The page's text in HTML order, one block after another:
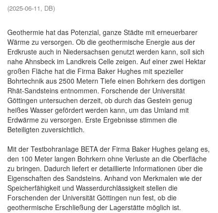
(2025-06-11, DB)
Geothermie hat das Potenzial, ganze Städte mit erneuerbarer
Wärme zu versorgen. Ob die geothermische Energie aus der
Erdkruste auch in Niedersachsen genutzt werden kann, soll sich
nahe Ahnsbeck im Landkreis Celle zeigen. Auf einer zwei Hektar
großen Fläche hat die Firma Baker Hughes mit spezieller
Bohrtechnik aus 2500 Metern Tiefe einen Bohrkern des dortigen
Rhät-Sandsteins entnommen. Forschende der Universität
Göttingen untersuchen derzeit, ob durch das Gestein genug
heißes Wasser gefördert werden kann, um das Umland mit
Erdwärme zu versorgen. Erste Ergebnisse stimmen die
Beteiligten zuversichtlich.
Mit der Testbohranlage BETA der Firma Baker Hughes gelang es,
den 100 Meter langen Bohrkern ohne Verluste an die Oberfläche
zu bringen. Dadurch liefert er detaillierte Informationen über die
Eigenschaften des Sandsteins. Anhand von Merkmalen wie der
Speicherfähigkeit und Wasserdurchlässigkeit stellen die
Forschenden der Universität Göttingen nun fest, ob die
geothermische Erschließung der Lagerstätte möglich ist.